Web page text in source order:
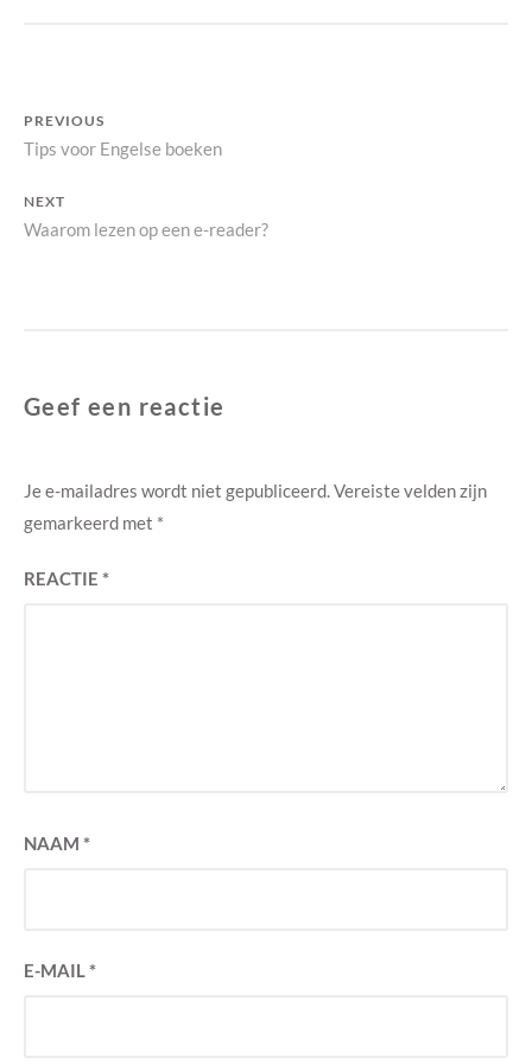
V
E
Bericht
navigatie
PREVIOUS
Previous
Tips voor Engelse boeken
NEXT
Next
Waarom lezen op een e-reader?
Geef een reactie
Je e-mailadres wordt niet gepubliceerd.Vereiste velden zijn
gemarkeerd met *
REACTIE *
NAAM *
E-MAIL*